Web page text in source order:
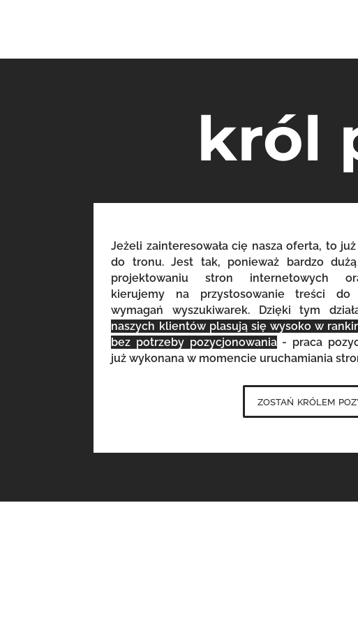
król
Jeżeli zainteresowała cię nasza oferta, to
do tronu. Jest tak, ponieważ bardzo
projektowaniu stron internetowych
kierujemy na przystosowanie treści do
wymagań wyszukiwarek. Dzięki tym
naszych klientów plasują się wysoko w
bez potrzeby pozycjonowania- praca
już wykonana w momencie uruchamiania
zostań królem